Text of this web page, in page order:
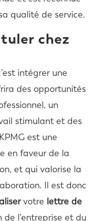
qualité de service.
chez
intégrer une
des opportunités
un
stimulant et des
est une
en faveur de la
et qui valorise la
Il est donc
votre lettre de
l’entreprise et du